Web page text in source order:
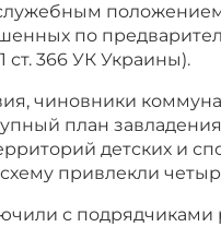
по
1 ст. 366 УК Украины).
чиновники
план
детских и
привлекли
с подрядчиками